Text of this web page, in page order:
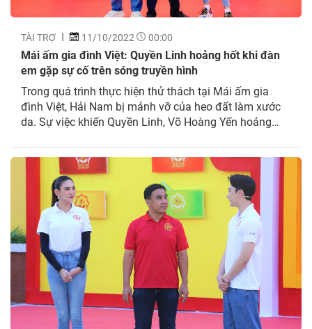
TÀI TRỢ 11/10/2022 00:00
Mái ấm gia đình Việt: Quyền Linh hoảng hốt khi đàn
em gặp sự cố trên sóng truyền hình
Trong quá trình thực hiện thử thách tại Mái ấm gia
đình Việt, Hải Nam bị mảnh vỡ của heo đất làm xước
da. Sự việc khiến Quyền Linh, Võ Hoàng Yến hoảng